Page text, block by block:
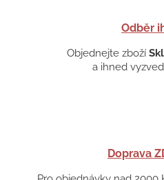
Odběr
Objednejte zboží
a ihned
Doprava